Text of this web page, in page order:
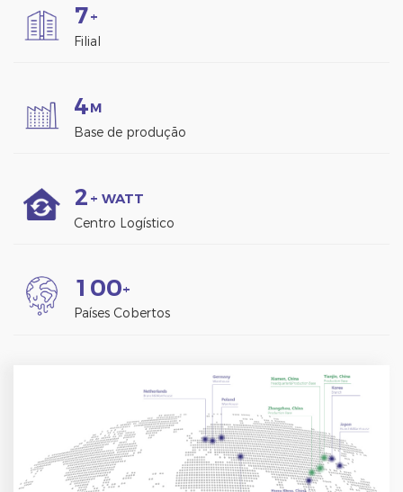
7+
Filial
4M
Base de produção
2 + WATT
Centro Logístico
1 00+
Países Cobertos